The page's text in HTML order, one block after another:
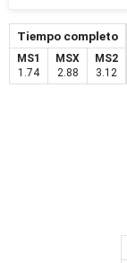
Tiempo completo
MS1
1.74
MSX
2.88
MS2
3.12